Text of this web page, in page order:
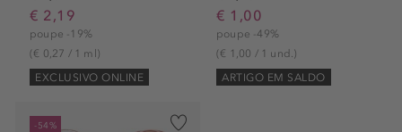
€ 2,19
poupe -19%
(€ 0,27 / 1 ml)
EXCLUSIVO ONLINE
€ 1,00
poupe -49%
(€ 1,00 / 1 und.)
ARTIGO EM SALDO
-54%